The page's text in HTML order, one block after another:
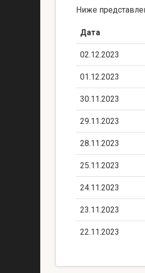
Ниже
Дата
02.12.2023
01.12.2023
30.11.2023
29.11.2023
28.11.2023
25.11.2023
24.11.2023
23.11.2023
22.11.2023